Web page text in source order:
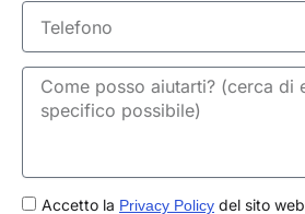
Telefono
GDPRAccetto la Privacy Policy del sito web